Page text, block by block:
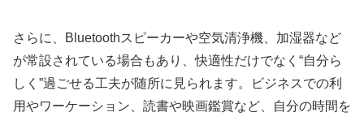
さらに、Bluetoothスピーカーや空気清浄機、加湿器など
が常設されている場合もあり、快適性だけでなく“自分ら
しく”過ごせる工夫が随所に見られます。ビジネスでの利
用やワーケーション、読書や映画鑑賞など、自分の時間を